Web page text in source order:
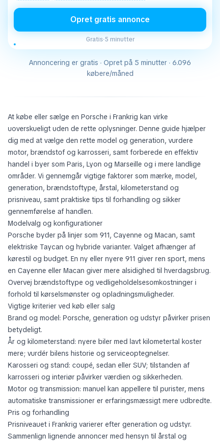
Opret gratis annonce
Gratis·5 minutter
Annoncering er gratis · Opret på 5 minutter · 6.096
købere/måned
At købe eller sælge en Porsche i Frankrig kan virke
uoverskueligt uden de rette oplysninger. Denne guide hjælper
dig med at vælge den rette model og generation, vurdere
motor, brændstof og karrosseri, samt forberede en effektiv
handel i byer som Paris, Lyon og Marseille og i mere landlige
områder. Vi gennemgår vigtige faktorer som mærke, model,
generation, brændstoftype, årstal, kilometerstand og
prisniveau, samt praktiske tips til forhandling og sikker
gennemførelse af handlen.
Modelvalg og konfigurationer
Porsche byder på linjer som 911, Cayenne og Macan, samt
elektriske Taycan og hybride varianter. Valget afhænger af
kørestil og budget. En ny eller nyere 911 giver ren sport, mens
en Cayenne eller Macan giver mere alsidighed til hverdagsbrug.
Overvej brændstoftype og vedligeholdelsesomkostninger i
forhold til kørselsmønster og opladningsmuligheder.
Vigtige kriterier ved køb eller salg
Brand og model: Porsche, generation og udstyr påvirker prisen
betydeligt.
År og kilometerstand: nyere biler med lavt kilometertal koster
mere; vurdér bilens historie og serviceoptegnelser.
Karosseri og stand: coupé, sedan eller SUV; tilstanden af
karrosseri og interiør påvirker værdien og sikkerheden.
Motor og transmission: manuel kan appellere til purister, mens
automatiske transmissioner er erfaringsmæssigt mere udbredte.
Pris og forhandling
Prisniveauet i Frankrig varierer efter generation og udstyr.
Sammenlign lignende annoncer med hensyn til årstal og